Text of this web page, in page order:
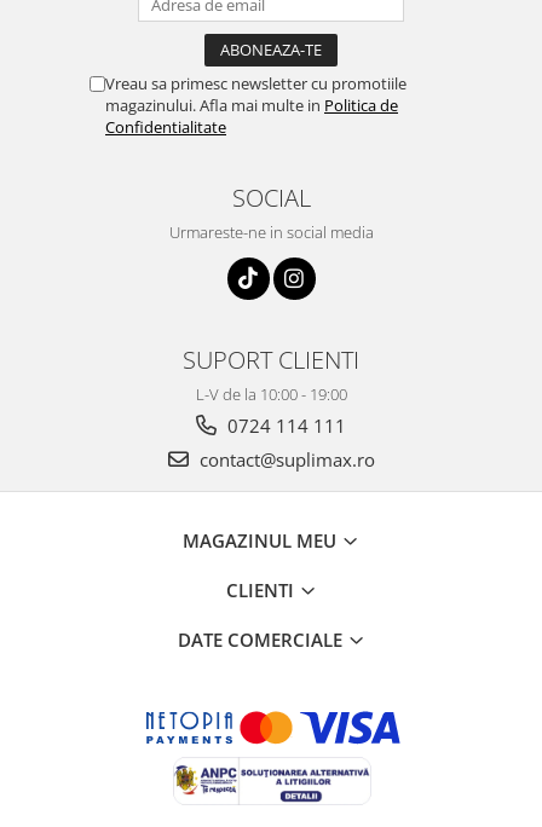
Vreau sa primesc newsletter cu promotiile
magazinului. Afla mai multe in Politica de
Confidentialitate
SOCIAL
Urmareste-ne in social media
SUPORT CLIENTI
L-V de la 10:00 - 19:00
0724 114 111
contact@suplimax.ro
MAGAZINUL MEU
CLIENTI
DATE COMERCIALE